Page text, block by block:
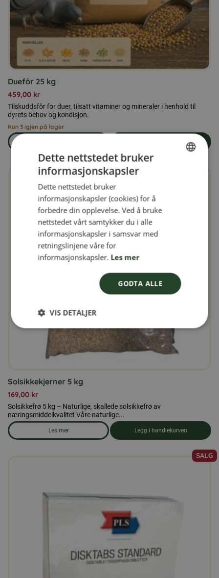
Duefôr 25 kg
459,00 kr
Tilskuddsfôr for duer, tilsatt vitaminer og mineraler i henhold til
dyrets behov og kondisjon.
Kun 3 igjen på lager
Solsikkekjerner 5 kg
169,00 kr
Solsikkefrø 5 kg – Naturlige, skallede solsikkefrø av
næringsmiddelkvalitet Våre naturlige...
Les mer
om produkten Solsikkekjerner 5 kg
Legg i handlekurven
SALG
Dette nettstedet bruker
informasjonskapsler
Dette nettstedet bruker
informasjonskapsler (cookies) for å
forbedre din opplevelse. Ved å bruke
nettstedet vårt samtykker du i alle
informasjonskapsler i samsvar med
retningslinjene våre for
informasjonskapsler. Les mer
GODTA ALLE
VIS DETALJER